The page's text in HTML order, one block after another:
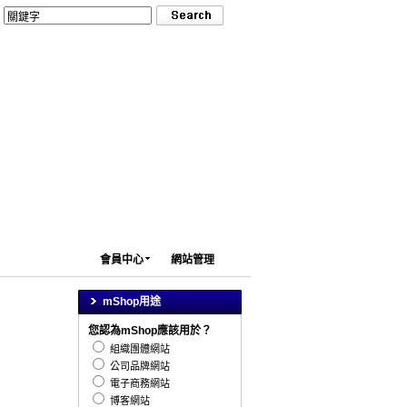
會員中心 網站管理
mShop用途
您認為mShop應該用於？
組織團體網站
公司品牌網站
電子商務網站
博客網站